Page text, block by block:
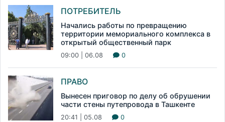
ПОТРЕБИТЕЛЬ
Начались работы по превращению
территории мемориального комплекса в
открытый общественный парк
09:00 | 06.08 0
ПРАВО
Вынесен приговор по делу об обрушении
части стены путепровода в Ташкенте
20:41 | 05.08 0